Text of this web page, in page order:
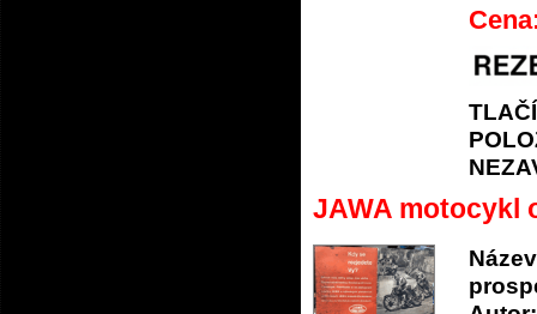
JAWA motocykl